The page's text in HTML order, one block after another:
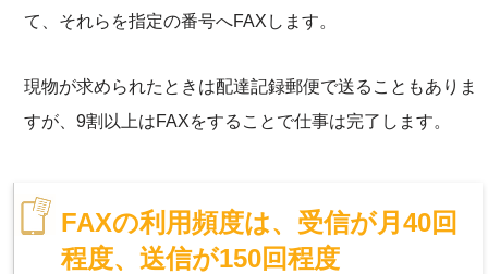
て、それらを指定の番号へFAXします。
現物が求められたときは配達記録郵便で送ることもありま
すが、9割以上はFAXをすることで仕事は完了します。
FAXの利用頻度は、受信が月40回
程度、送信が150回程度